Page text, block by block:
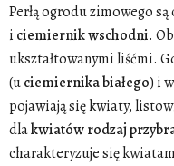
Perłą ogrodu zimowego
i ciemiernikwschodni.
ukształtowanymi liśćmi.
(uciemiernikabiałego) i
pojawiają się kwiaty,
dlakwiatówrodzaj
charakteryzuje się